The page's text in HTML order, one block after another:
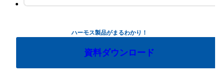
ハーモス製品がまるわかり！
資料ダウンロード